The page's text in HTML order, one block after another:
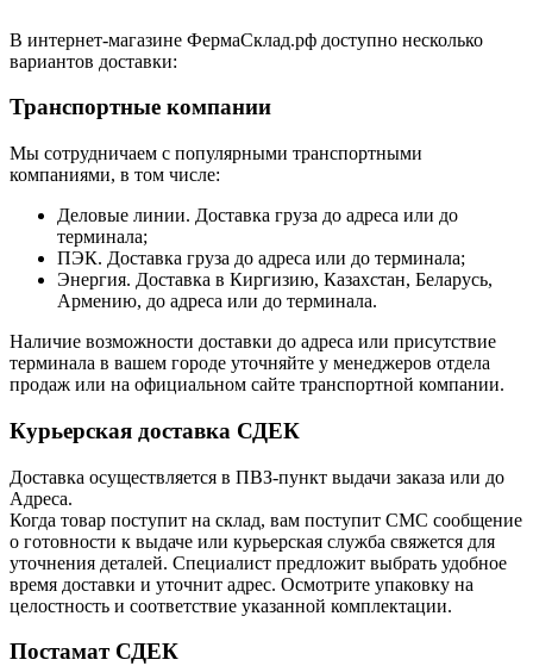
В интернет-магазине ФермаСклад.рф доступно несколько
вариантов доставки:
Транспортные компании
Мы сотрудничаем с популярными транспортными
компаниями, в том числе:
Деловые линии. Доставка груза до адреса или до
терминала;
ПЭК. Доставка груза до адреса или до терминала;
Энергия. Доставка в Киргизию, Казахстан, Беларусь,
Армению, до адреса или до терминала.
Наличие возможности доставки до адреса или присутствие
терминала в вашем городе уточняйте у менеджеров отдела
продаж или на официальном сайте транспортной компании.
Курьерская доставка СДЕК
Доставка осуществляется в ПВЗ-пункт выдачи заказа или до
Адреса.
Когда товар поступит на склад, вам поступит СМС сообщение
о готовности к выдаче или курьерская служба свяжется для
уточнения деталей. Специалист предложит выбрать удобное
время доставки и уточнит адрес. Осмотрите упаковку на
целостность и соответствие указанной комплектации.
Постамат СДЕК